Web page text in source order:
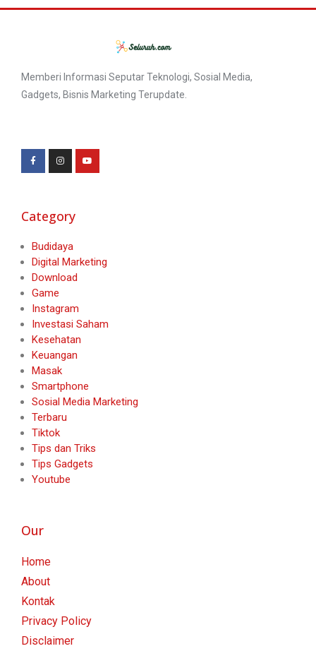
Memberi Informasi Seputar Teknologi, Sosial Media,
Gadgets, Bisnis Marketing Terupdate.
Category
Budidaya
Digital Marketing
Download
Game
Instagram
Investasi Saham
Kesehatan
Keuangan
Masak
Smartphone
Sosial Media Marketing
Terbaru
Tiktok
Tips dan Triks
Tips Gadgets
Youtube
Our
Home
About
Kontak
Privacy Policy
Disclaimer